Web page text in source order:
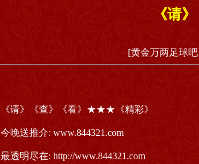
《请
[黄金万两足球
《请》《查》《看》★★★《精彩》
今晚送推介: www.844321.com
最透明尽在: http://www.844321.com